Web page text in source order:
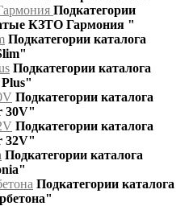
Подкатегории
КЗТО Гармония "
Подкатегории каталога
Подкатегории каталога
Подкатегории каталога
30V"
Подкатегории каталога
32V"
Подкатегории каталога
Подкатегории каталога